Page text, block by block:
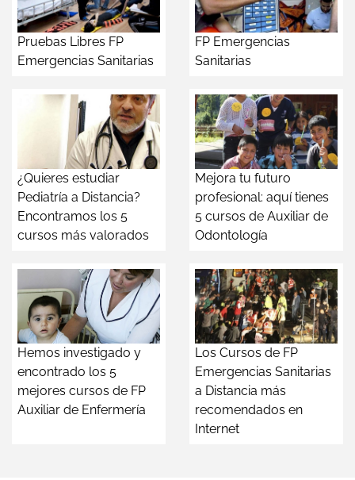
Pruebas Libres FP
Emergencias Sanitarias
FP Emergencias
Sanitarias
¿Quieres estudiar
Pediatría a Distancia?
Encontramos los 5
cursos más valorados
Mejora tu futuro
profesional: aquí tienes
5 cursos de Auxiliar de
Odontología
Hemos investigado y
encontrado los 5
mejores cursos de FP
Auxiliar de Enfermería
Los Cursos de FP
Emergencias Sanitarias
a Distancia más
recomendados en
Internet